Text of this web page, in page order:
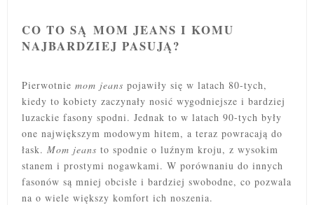
CO TO SĄ MOM JEANS I KOMU
NAJBARDZIEJ PASUJĄ?
Pierwotnie mom jeans pojawiły się w latach 80-tych,
kiedy to kobiety zaczynały nosić wygodniejsze i bardziej
luzackie fasony spodni. Jednak to w latach 90-tych były
one największym modowym hitem, a teraz powracają do
łask. Mom jeans to spodnie o luźnym kroju, z wysokim
stanem i prostymi nogawkami. W porównaniu do innych
fasonów są mniej obcisłe i bardziej swobodne, co pozwala
na o wiele większy komfort ich noszenia.